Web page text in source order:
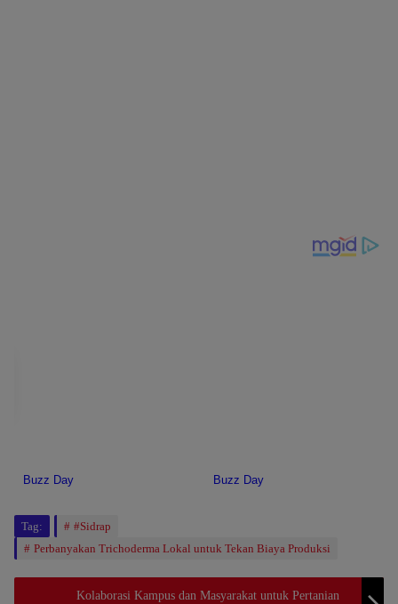
Tag:
#Sidrap
Perbanyakan Trichoderma Lokal untuk Tekan Biaya Produksi
Kolaborasi Kampus dan Masyarakat untuk Pertanian